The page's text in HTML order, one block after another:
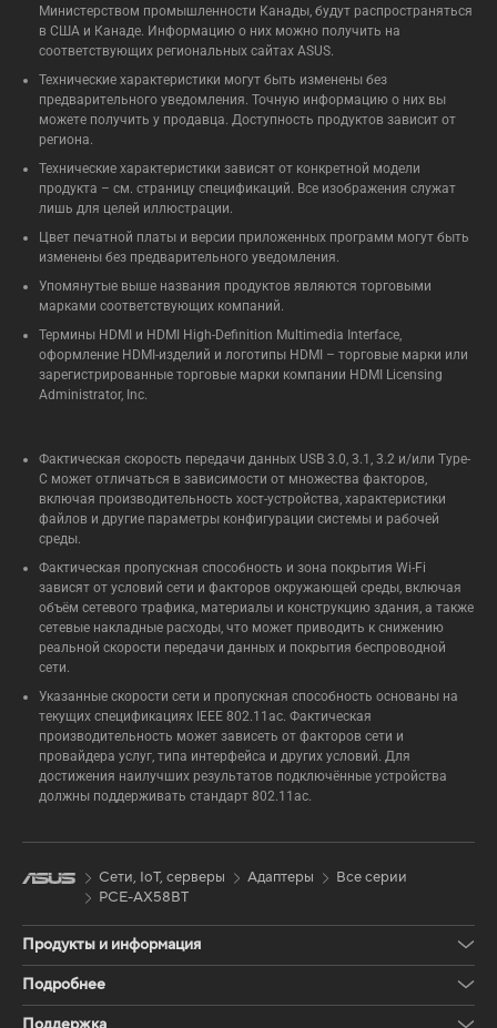
Министерством промышленности Канады, будут распространяться
в США и Канаде. Информацию о них можно получить на
соответствующих региональных сайтах ASUS.
Технические характеристики могут быть изменены без
предварительного уведомления. Точную информацию о них вы
можете получить у продавца. Доступность продуктов зависит от
региона.
Технические характеристики зависят от конкретной модели
продукта – см. страницу спецификаций. Все изображения служат
лишь для целей иллюстрации.
Цвет печатной платы и версии приложенных программ могут быть
изменены без предварительного уведомления.
Упомянутые выше названия продуктов являются торговыми
марками соответствующих компаний.
Термины HDMI и HDMI High-Definition Multimedia Interface,
оформление HDMI-изделий и логотипы HDMI – торговые марки или
зарегистрированные торговые марки компании HDMI Licensing
Administrator, Inc.
Фактическая скорость передачи данных USB 3.0, 3.1, 3.2 и/или Type-
C может отличаться в зависимости от множества факторов,
включая производительность хост-устройства, характеристики
файлов и другие параметры конфигурации системы и рабочей
среды.
Фактическая пропускная способность и зона покрытия Wi-Fi
зависят от условий сети и факторов окружающей среды, включая
объём сетевого трафика, материалы и конструкцию здания, а также
сетевые накладные расходы, что может приводить к снижению
реальной скорости передачи данных и покрытия беспроводной
сети.
Указанные скорости сети и пропускная способность основаны на
текущих спецификациях IEEE 802.11ac. Фактическая
производительность может зависеть от факторов сети и
провайдера услуг, типа интерфейса и других условий. Для
достижения наилучших результатов подключённые устройства
должны поддерживать стандарт 802.11ac.
Сети, IoT, серверы Адаптеры
Все серии
PCE-AX58BT
Продукты и информация
Подробнее